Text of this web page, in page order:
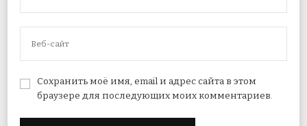
Сохранить моё имя, email и адрес сайта в этом
браузере для последующих моих комментариев.